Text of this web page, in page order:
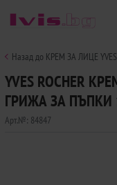
Назад до КРЕМ ЗА ЛИЦЕ YVES
YVES ROCHER
ГРИЖА ЗА ПЪПКИ
Арт.№: 84847